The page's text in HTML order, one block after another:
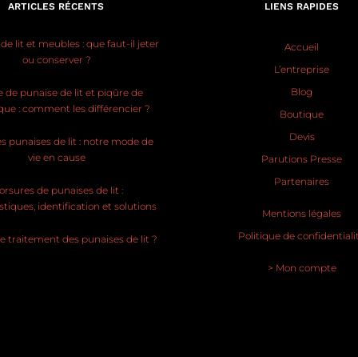
ARTICLES RÉCENTS
lit et meubles : que faut-il jeter
ou conserver ?
de punaise de lit et piqûre de
: comment les différencier ?
punaises de lit : notre mode de
vie en cause
de punaises de lit :
identification et solutions
traitement des punaises de lit ?
LIENS RAPIDES
Accueil
L’entreprise
Blog
Boutique
Devis
Parutions Presse
Partenaires
Mentions légales
Politique de
> Mon compte